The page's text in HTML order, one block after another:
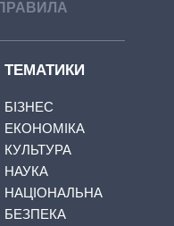
ТЕМАТИКИ
БІЗНЕС
ЕКОНОМІКА
КУЛЬТУРА
НАУКА
НАЦІОНАЛЬНА
БЕЗПЕКА